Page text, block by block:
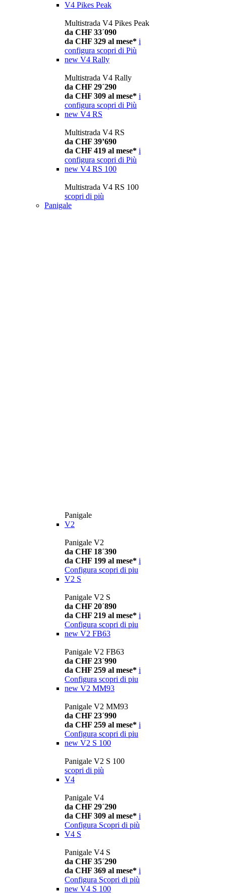
V4 Pikes Peak
Multistrada V4 Pikes Peak
da CHF 33´090
da CHF 329 al mese* i
configura scopri di Più
new V4 Rally
Multistrada V4 Rally
da CHF 29´290
da CHF 309 al mese* i
configura scopri di Più
new V4 RS
Multistrada V4 RS
da CHF 39’690
da CHF 419 al mese* i
configura scopri di Più
new V4 RS 100
Multistrada V4 RS 100
scopri di più
Panigale
Panigale
V2
Panigale V2
da CHF 18´390
da CHF 199 al mese* i
Configura scopri di piu
V2 S
Panigale V2 S
da CHF 20´890
da CHF 219 al mese* i
Configura scopri di piu
new V2 FB63
Panigale V2 FB63
da CHF 23´990
da CHF 259 al mese* i
Configura scopri di piu
new V2 MM93
Panigale V2 MM93
da CHF 23´990
da CHF 259 al mese* i
Configura scopri di piu
new V2 S 100
Panigale V2 S 100
scopri di più
V4
Panigale V4
da CHF 29´290
da CHF 309 al mese* i
Configura Scopri di più
V4 S
Panigale V4 S
da CHF 35´290
da CHF 369 al mese* i
Configura Scopri di più
new V4 S 100